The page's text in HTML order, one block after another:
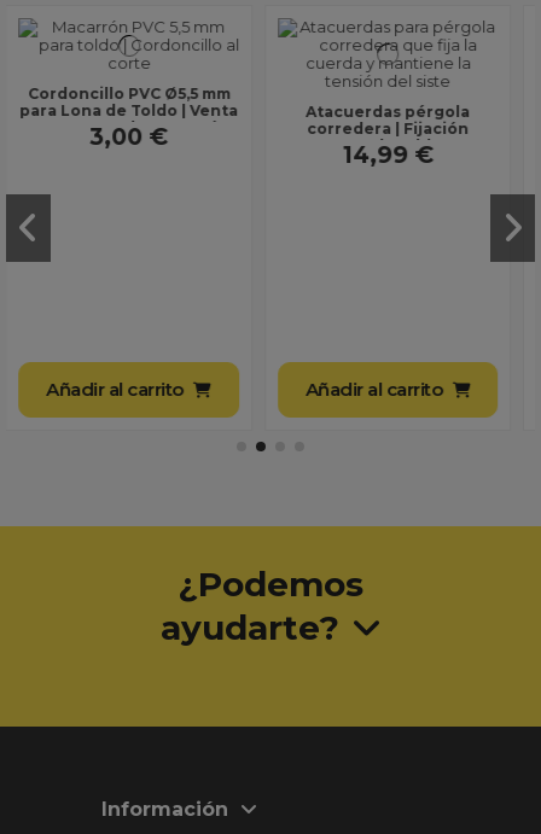
Atacuerdas pérgola
corredera | Fijación
cuerda toldo
Añadir al carrito
Soporte guía pérgola
Añadir al carrito
¿Podemos
ayudarte?
Información